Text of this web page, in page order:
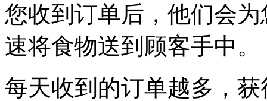
您收到订单后，他们会
速将食物送到顾客手中。
每天收到的订单越多，